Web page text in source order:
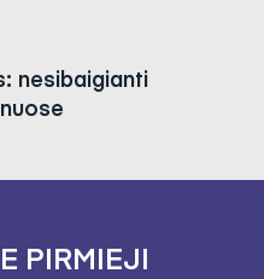
nesibaigianti
PIRMIEJI